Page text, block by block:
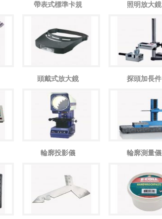
帶表式標準卡規 照明放大鏡
頭戴式放大鏡 探頭加長件
輪廓投影儀 輪廓測量儀